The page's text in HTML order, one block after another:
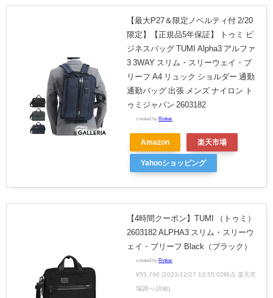
【最大P27＆限定ノベルティ付 2/20
限定】【正規品5年保証】 トゥミ ビ
ジネスバッグ TUMI Alpha3 アルファ
3 3WAY スリム・スリーウェイ・ブ
リーフ A4 リュック ショルダー 通勤
通勤バッグ 出張 メンズ ナイロン ト
ゥミジャパン 2603182
created by Rinker
Amazon 楽天市場
Yahooショッピング
【4時間クーポン】TUMI （トゥミ）
2603182 ALPHA3 スリム・スリーウ
ェイ・ブリーフ Black（ブラック）
created by Rinker
¥55,790 (2023/12/27 13:55:02時点 楽天市
場調べ-詳細)